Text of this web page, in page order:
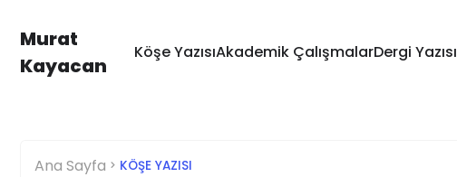
Murat
Kayacan
Köşe YazısıAkademik ÇalışmalarDergi Yazısı
Ana Sayfa KÖŞE YAZISI